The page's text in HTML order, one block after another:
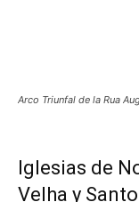
Arco Triunfal de la Rua
Iglesias de
Velha y